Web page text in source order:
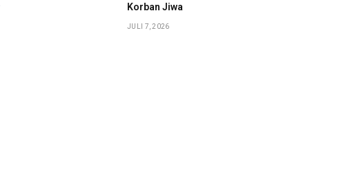
Korban Jiwa
JULI 7, 2026